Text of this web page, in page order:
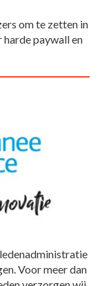
om te zetten in
harde paywall en
Voor meer dan